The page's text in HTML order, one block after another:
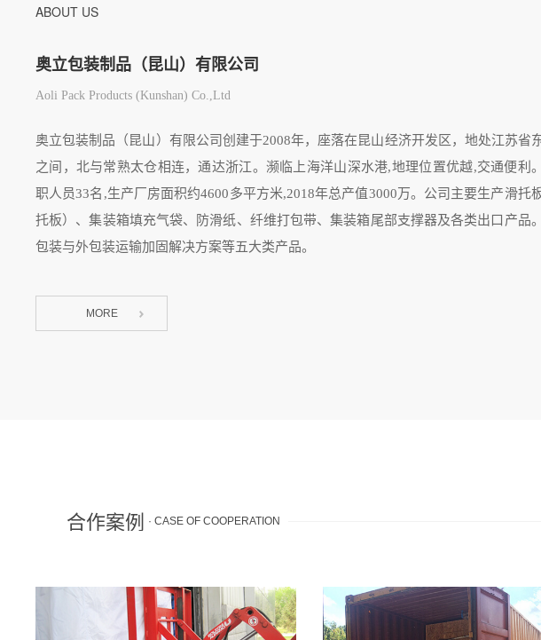
ABOUT US
奥立包装制品（昆山）有限公司
Aoli Pack Products (Kunshan) Co.,Ltd
奥立包装制品（昆山）有限公司创建于2008年，座落在昆山经济开发区，地处江苏省
之间，北与常熟太仓相连，通达浙江。濒临上海洋山深水港,地理位置优越,交通便利
职人员33名,生产厂房面积约4600多平方米,2018年总产值3000万。公司主要生产滑托
托板）、集装箱填充气袋、防滑纸、纤维打包带、集装箱尾部支撑器及各类出口产品
包装与外包装运输加固解决方案等五大类产品。
MORE
合作案例 · CASE OF COOPERATION